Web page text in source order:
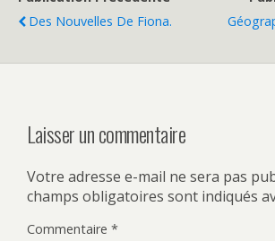
Des Nouvelles De Fiona.
Laisser un commentaire
Votre adresse e-mail ne sera pas
champs obligatoires sont indiqués
Commentaire *